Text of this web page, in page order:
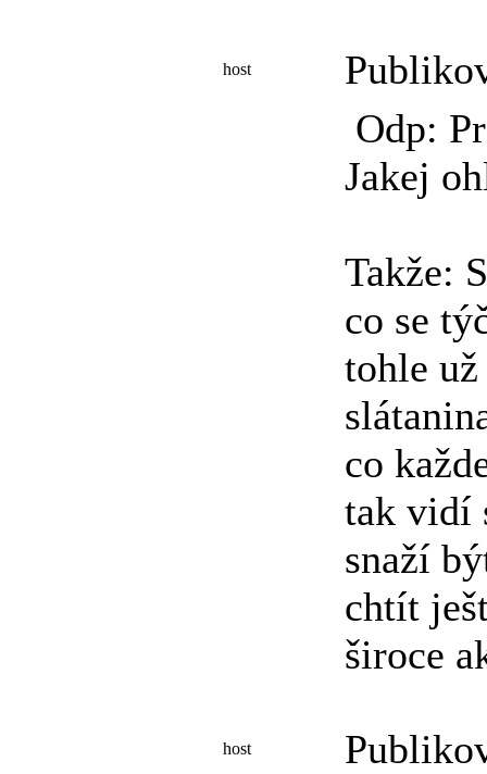
host
Odp:
Jakej
Takže:
co se
tohle
co
tak vidí
snaží
chtít
široce
host